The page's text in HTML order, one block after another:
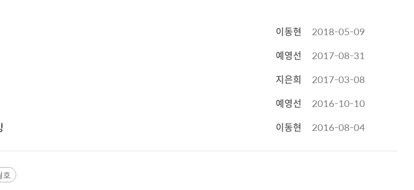
이동현 2018-05-09
예영선 2017-08-31
지은희 2017-03-08
예영선 2016-10-10
이동현 2016-08-04
호